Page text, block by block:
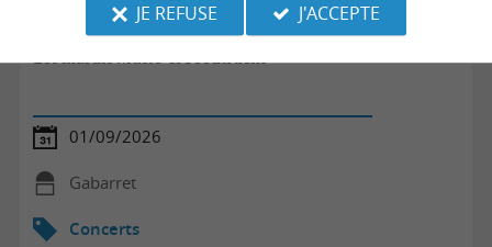
Les mardis Music' & Foodtrucks
01/09/2026
Gabarret
Concerts
JE REFUSE
J'ACCEPTE